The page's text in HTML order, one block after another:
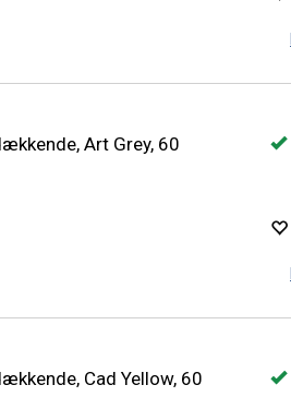
Art Grey, 60
Cad Yellow, 60